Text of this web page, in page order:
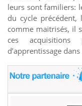
leurs sont familiers:
du cycle précédent,
comme maitrisés, il
ces
d’apprentissage